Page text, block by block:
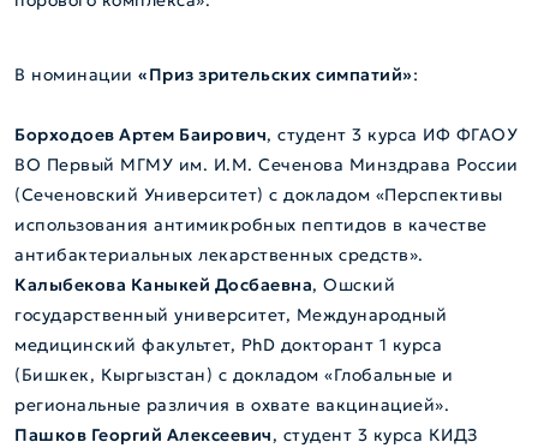
В номинации «Приз зрительских симпатий»:
Борходоев Артем Баирович, студент 3 курса ИФ ФГАОУ
ВО Первый МГМУ им. И.М. Сеченова Минздрава России
(Сеченовский Университет) с докладом «Перспективы
использования антимикробных пептидов в качестве
антибактериальных лекарственных средств».
Калыбекова Каныкей Досбаевна, Ошский
государственный университет, Международный
медицинский факультет, PhD докторант 1 курса
(Бишкек, Кыргызстан) с докладом «Глобальные и
региональные различия в охвате вакцинацией».
Пашков Георгий Алексеевич, студент 3 курса КИДЗ